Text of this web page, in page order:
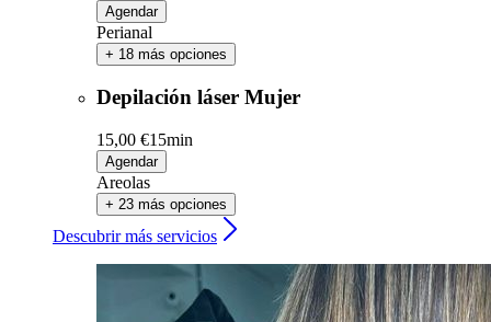
Agendar
Perianal
+ 18 más opciones
Depilación láser Mujer
15,00 €15min
Agendar
Areolas
+ 23 más opciones
Descubrir más servicios